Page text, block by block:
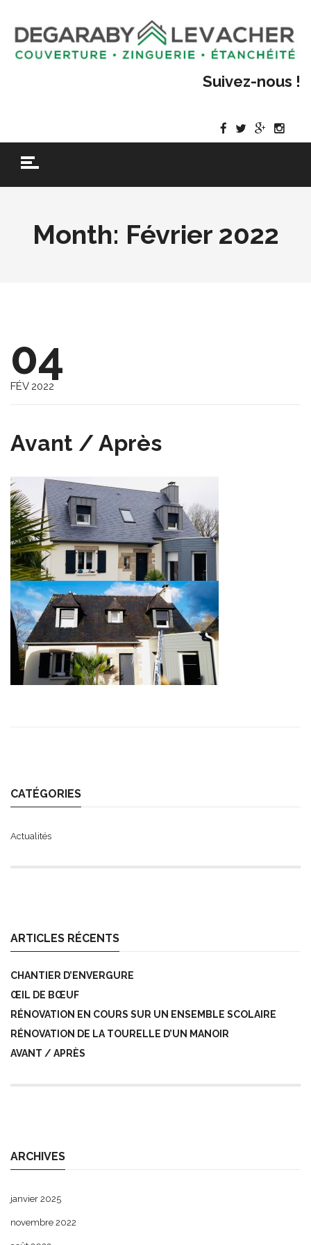
Suivez-nous !
Month: Février 2022
04
FÉV 2022
Avant / Après
CATÉGORIES
Actualités
ARTICLES RÉCENTS
CHANTIER D’ENVERGURE
ŒIL DE BŒUF
RÉNOVATION EN COURS SUR UN ENSEMBLE SCOLAIRE
RÉNOVATION DE LA TOURELLE D’UN MANOIR
AVANT / APRÈS
ARCHIVES
janvier 2025
novembre 2022